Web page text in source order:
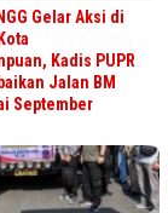
Gelar Aksi di
Kadis PUPR
Jalan BM
September